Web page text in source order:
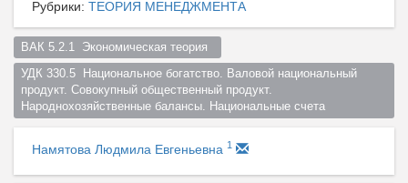
Рубрики: ТЕОРИЯ МЕНЕДЖМЕНТА
ВАК 5.2.1  Экономическая теория
УДК 330.5  Национальное богатство. Валовой национальный
продукт. Совокупный общественный продукт.
Народнохозяйственные балансы. Национальные счета
Намятова Людмила Евгеньевна 1